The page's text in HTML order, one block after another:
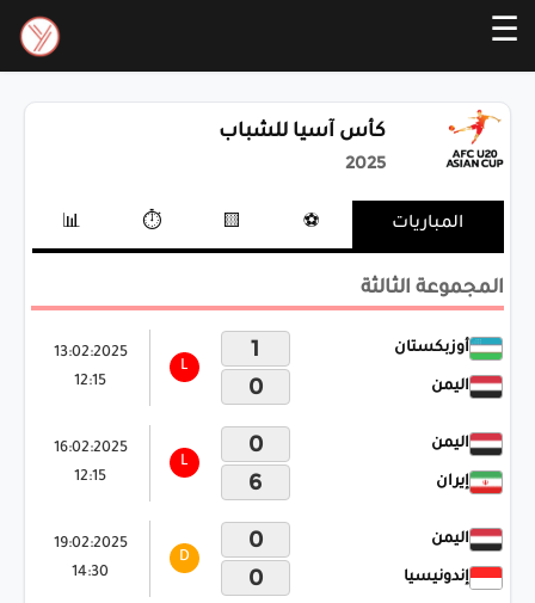
☰
كأس آسيا للشباب
2025
المباريات ⚽
🟨
⏱️
📊
المجموعة الثالثة
أوزبكستان 1
L
13:02:2025
12:15
اليمن 0
اليمن 0
L
16:02:2025
12:15
إيران 6
اليمن 0
D
19:02:2025
14:30
إندونيسيا 0